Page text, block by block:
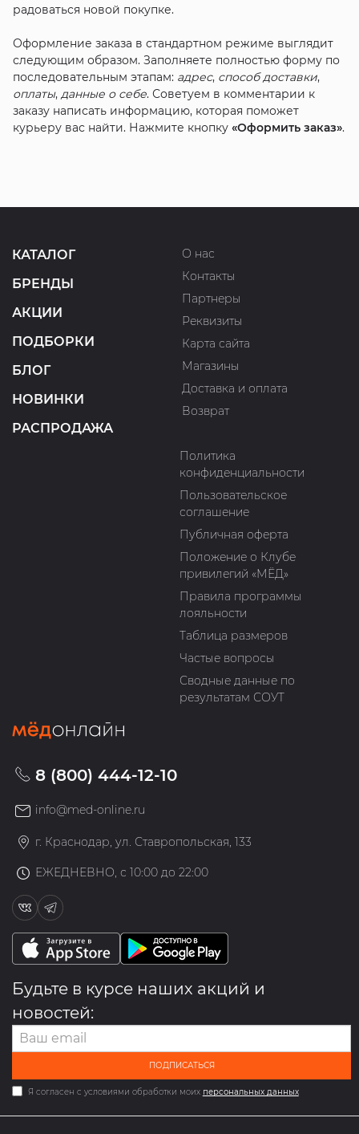
радоваться новой покупке.
Оформление заказа в стандартном режиме выглядит
следующим образом. Заполняете полностью форму по
последовательным этапам: адрес, способ доставки,
оплаты, данные о себе. Советуем в комментарии к
заказу написать информацию, которая поможет
курьеру вас найти. Нажмите кнопку «Оформить заказ».
КАТАЛОГ
БРЕНДЫ
АКЦИИ
ПОДБОРКИ
БЛОГ
НОВИНКИ
РАСПРОДАЖА
О нас
Контакты
Партнеры
Реквизиты
Карта сайта
Магазины
Доставка и оплата
Возврат
Политика
конфиденциальности
Пользовательское
соглашение
Публичная оферта
Положение о Клубе
привилегий «МЁД»
Правила программы
лояльности
Таблица размеров
Частые вопросы
Сводные данные по
результатам СОУТ
8 (800) 444-12-10
info@med-online.ru
г. Краснодар, ул. Ставропольская, 133
ЕЖЕДНЕВНО, с 10:00 до 22:00
Будьте в курсе наших акций и
новостей:
ПОДПИСАТЬСЯ
Я согласен с условиями обработки моих персональных данных